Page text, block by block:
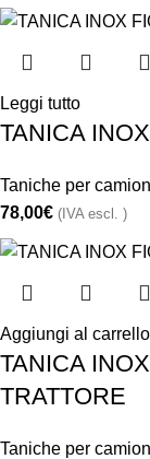
Leggi tutto
TANICA
Taniche per camion
78,00€ (IVA escl. )
Aggiungi al carrello
TANICA
TRATTORE
Taniche per camion